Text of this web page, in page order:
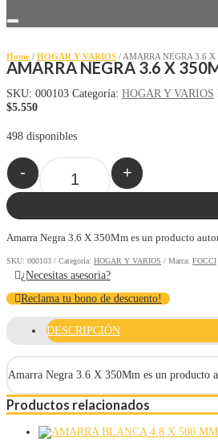
Home / HOGAR Y VARIOS / AMARRA NEGRA 3.6
AMARRA NEGRA 3.6 X
SKU: 000103 Categoría: HOGAR Y VARIOS
$5.550
498 disponibles
Quantity
- +
Amarra Negra 3.6 X 350Mm es un producto
SKU: 000103 Categoría: HOGAR Y VARIOS Marca: FOCCI
¿Necesitas asesoria?
Reclama tu bono de descuento!
DESCRIPCIÓN
Amarra Negra 3.6 X 350Mm es un producto
Productos relacionados